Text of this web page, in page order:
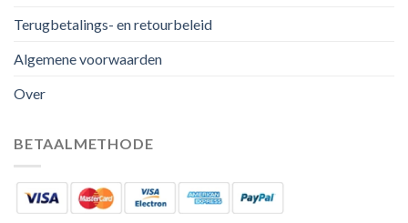
Terugbetalings- en retourbeleid
Algemene voorwaarden
Over
BETAALMETHODE